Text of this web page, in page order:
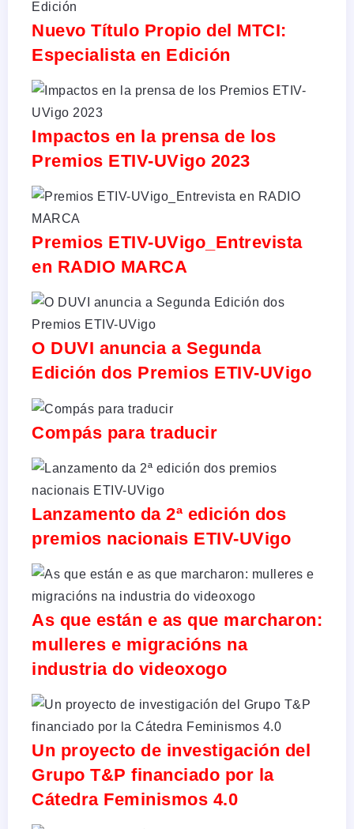
Nuevo Título Propio del MTCI:
Especialista en Edición
Impactos en la prensa de los
Premios ETIV-UVigo 2023
Premios ETIV-UVigo_Entrevista
en RADIO MARCA
O DUVI anuncia a Segunda
Edición dos Premios ETIV-UVigo
Compás para traducir
Lanzamento da 2ª edición dos
premios nacionais ETIV-UVigo
As que están e as que marcharon:
mulleres e migracións na
industria do videoxogo
Un proyecto de investigación del
Grupo T&P financiado por la
Cátedra Feminismos 4.0